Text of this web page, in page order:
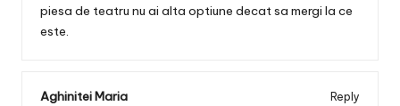
piesa de teatru nu ai alta optiune decat sa mergi la ce
este.
Aghinitei Maria
Reply